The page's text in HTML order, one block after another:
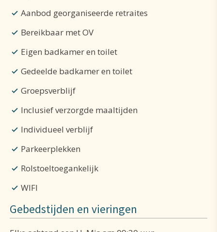
genieten van wat de omgeving te bieden heeft.
Boeken kan zowel in individueel als in
groepsverband.
Aanbod georganiseerde retraites
Bereikbaar met OV
Eigen badkamer en toilet
Gedeelde badkamer en toilet
Groepsverblijf
Inclusief verzorgde maaltijden
Individueel verblijf
Parkeerplekken
Rolstoeltoegankelijk
WIFI
Gebedstijden en vieringen